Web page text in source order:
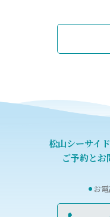
松山シーサイ
ご予約とお
お